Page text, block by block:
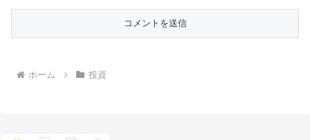
ホーム 投資